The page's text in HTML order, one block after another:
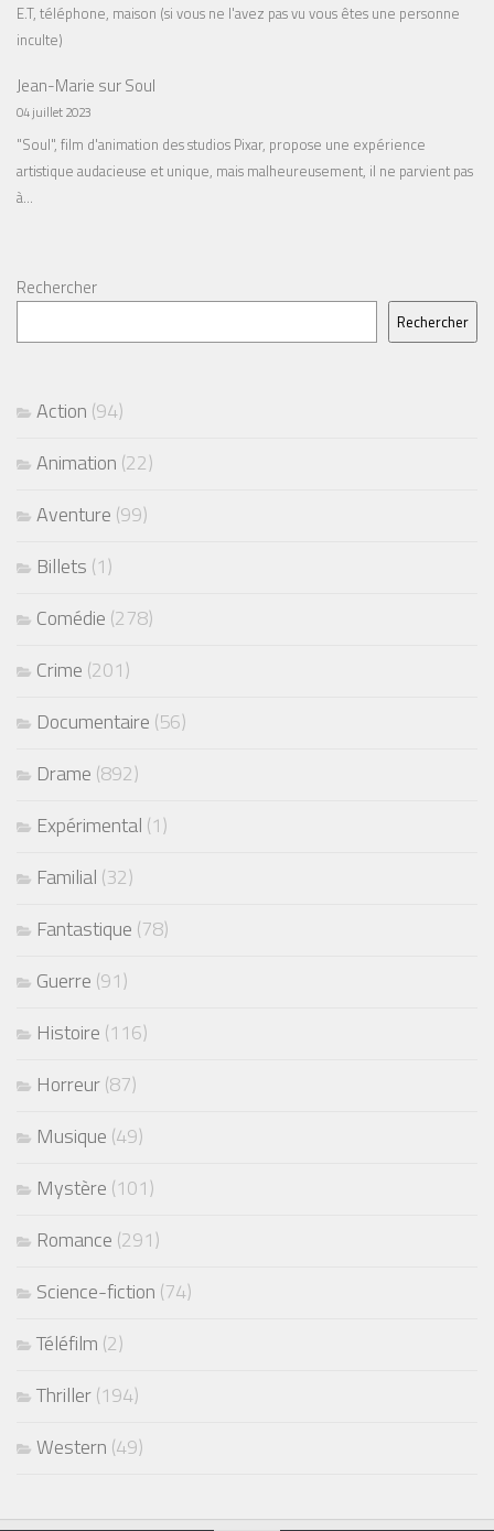
E.T, téléphone, maison (si vous ne l'avez pas vu vous êtes une personne
inculte)
Jean-Marie surSoul
04 juillet 2023
"Soul", film d'animation des studios Pixar, propose une expérience
artistique audacieuse et unique, mais malheureusement, il ne parvient pas
à…
Rechercher
Rechercher
Action (94)
Animation (22)
Aventure (99)
Billets (1)
Comédie (278)
Crime (201)
Documentaire (56)
Drame (892)
Expérimental (1)
Familial (32)
Fantastique (78)
Guerre (91)
Histoire (116)
Horreur(87)
Musique (49)
Mystère (101)
Romance (291)
Science-fiction (74)
Téléfilm (2)
Thriller(194)
Western (49)